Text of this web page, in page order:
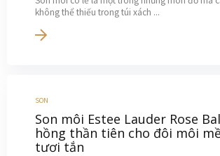
không thể thiếu trong túi xách ...
SON
Son môi Estee Lauder Rose
hồng thần tiên cho đôi môi
tươi tắn